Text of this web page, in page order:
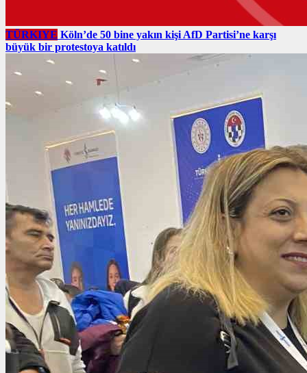
TÜRKIYE Köln’de 50 bine yakın kişi AfD Partisi’ne karşı
büyük bir protestoya katıldı